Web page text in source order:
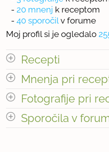
- 20 mnenj k receptom
- 40 sporočil v forume
Moj profil si je ogledalo
Recepti
Število receptov: 1
Mnenja pri
odpri vse
« prejšnja 1 2
Fotografije pri
Število fotografij pri receptih:
Sporočila v